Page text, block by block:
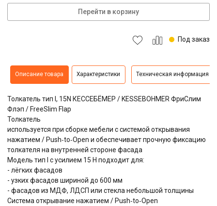
Перейти в корзину
Под заказ
Описание товара Характеристики Техническая информация
Толкатель тип I, 15N КЕССЕБЁМЕР / KESSEBOHMER ФриСлим
Флэп / FreeSlim Flap
Толкатель
используется при сборке мебели с системой открывания
нажатием / Push‑to‑Open и обеспечивает прочную фиксацию
толкателя на внутренней стороне фасада
Модель тип I с усилием 15 Н подходит для:
- лёгких фасадов
- узких фасадов шириной до 600 мм
- фасадов из МДФ, ЛДСП или стекла небольшой толщины
Система открывание нажатием / Push‑to‑Open